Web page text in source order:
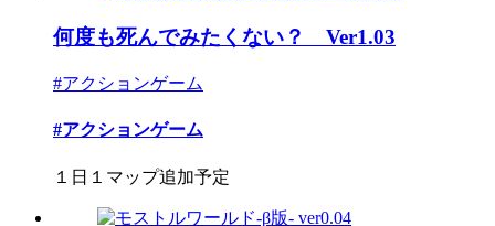
何度も死んでみたくない？ Ver1.03
#アクションゲーム
#アクションゲーム
１日１マップ追加予定